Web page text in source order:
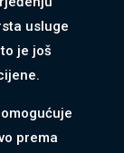
usluge
je još
prema